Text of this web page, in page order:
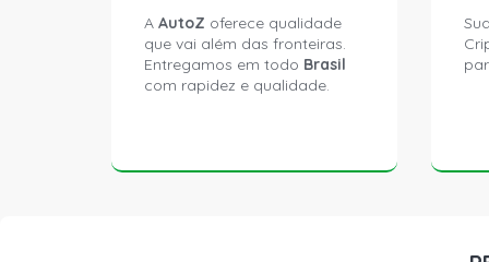
A AutoZ oferece qualidade
que vai além das fronteiras.
Entregamos em todo Brasil
com rapidez e qualidade.